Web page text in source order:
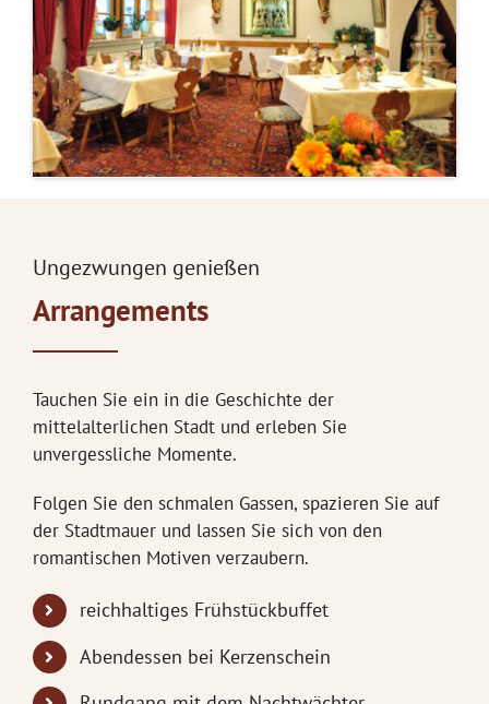
Ungezwungen genießen
Arrangements
Tauchen Sie ein in die Geschichte der
mittelalterlichen Stadt und erleben Sie
unvergessliche Momente.
Folgen Sie den schmalen Gassen, spazieren Sie auf
der Stadtmauer und lassen Sie sich von den
romantischen Motiven verzaubern.
reichhaltiges Frühstückbuffet
Abendessen bei Kerzenschein